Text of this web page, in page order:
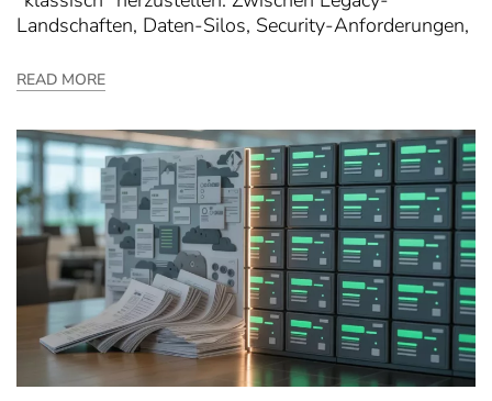
Landschaften, Daten-Silos, Security-Anforderungen,
READ MORE